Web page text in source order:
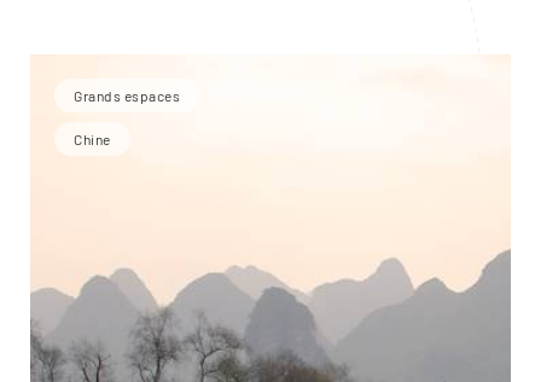
Grands espaces
Chine